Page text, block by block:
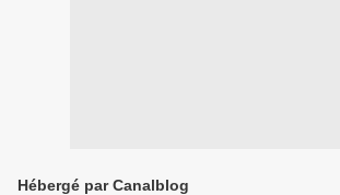
Hébergé par Canalblog